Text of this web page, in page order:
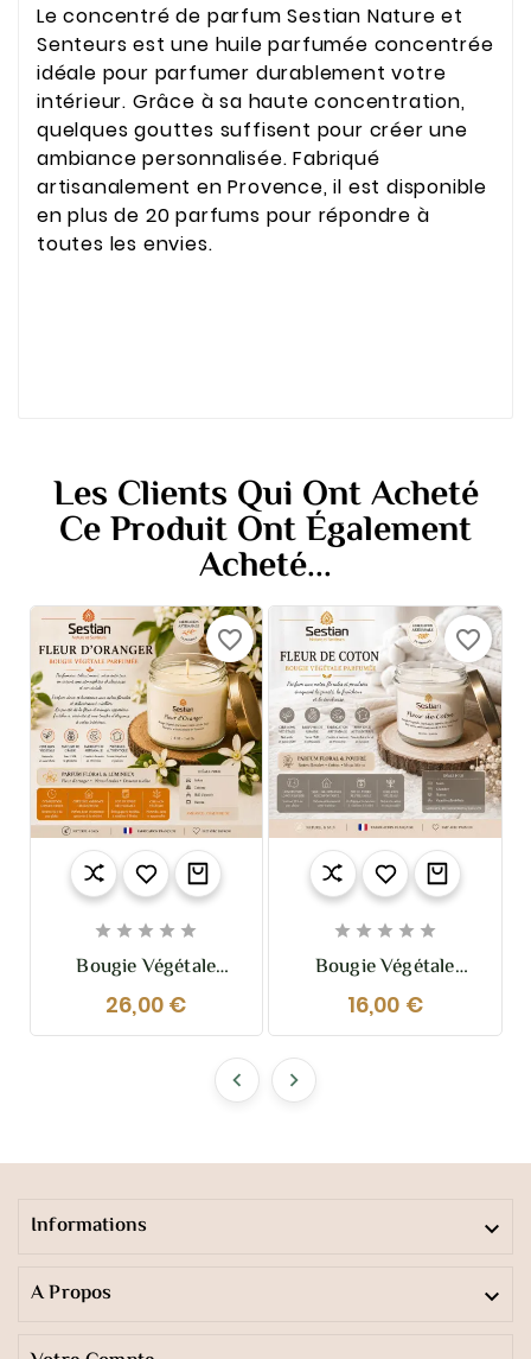
Le concentré de parfum Sestian Nature et
Senteurs est une huile parfumée concentrée
idéale pour parfumer durablement votre
intérieur. Grâce à sa haute concentration,
quelques gouttes suffisent pour créer une
ambiance personnalisée. Fabriqué
artisanalement en Provence, il est disponible
en plus de 20 parfums pour répondre à
toutes les envies.
Les Clients Qui Ont Acheté
Ce Produit Ont Également
Acheté...
    
Bougie Végétale
Parfumée Fleur
D’Oranger 210g –
Florale Et
26,00 €
favorite_border
    
Bougie Végétale
Parfumée Fleur De
Coton 110g – Douce,
Poudrée Et
16,00 €
favorite_border
 
Informations 
A Propos 